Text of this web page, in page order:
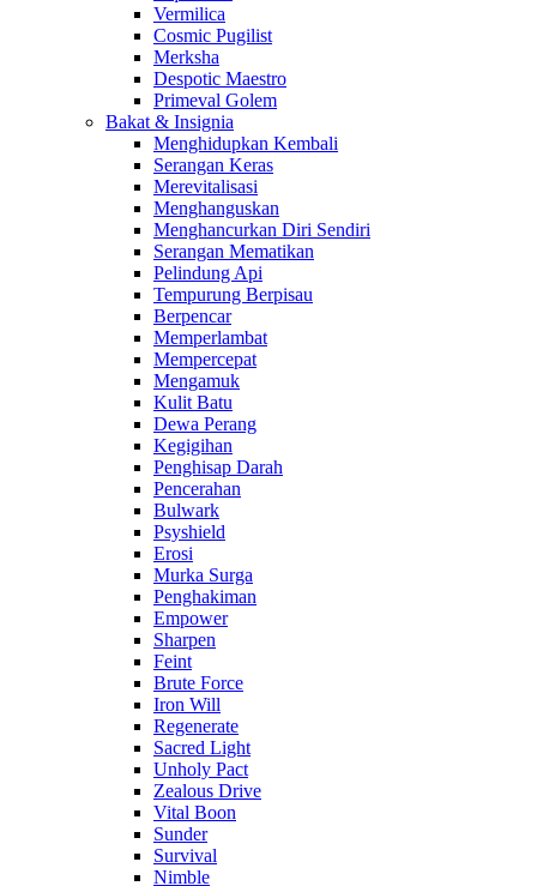
Vermilica
Cosmic Pugilist
Merksha
Despotic Maestro
Primeval Golem
Bakat & Insignia
Menghidupkan Kembali
Serangan Keras
Merevitalisasi
Menghanguskan
Menghancurkan Diri Sendiri
Serangan Mematikan
Pelindung Api
Tempurung Berpisau
Berpencar
Memperlambat
Mempercepat
Mengamuk
Kulit Batu
Dewa Perang
Kegigihan
Penghisap Darah
Pencerahan
Bulwark
Psyshield
Erosi
Murka Surga
Penghakiman
Empower
Sharpen
Feint
Brute Force
Iron Will
Regenerate
Sacred Light
Unholy Pact
Zealous Drive
Vital Boon
Sunder
Survival
Nimble